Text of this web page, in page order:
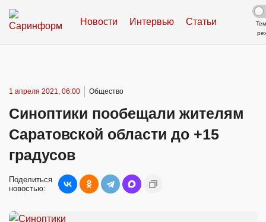
Новости Интервью Статьи
1 апреля 2021, 06:00 Общество
Синоптики пообещали жителям
Саратовской области до +15
градусов
Поделиться
новостью: